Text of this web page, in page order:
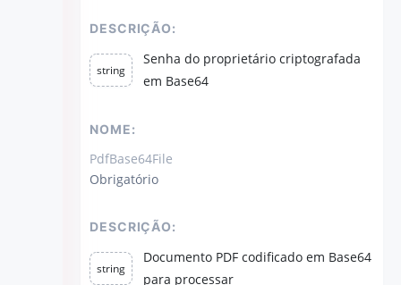
DESCRIÇÃO:
string
Senha do proprietário criptografada
em Base64
NOME:
PdfBase64File
Obrigatório
DESCRIÇÃO:
string
Documento PDF codificado em Base64
para processar